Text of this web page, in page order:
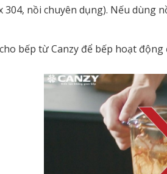
nồi chuyên dụng). Nếu
bếp từ Canzy để bếp hoạt